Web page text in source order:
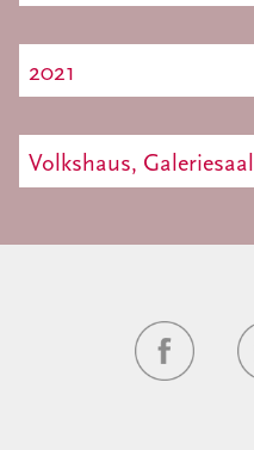
2021
Volkshaus, Galeriesaal